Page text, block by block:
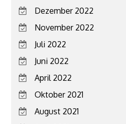
Dezember 2022
November 2022
Juli 2022
Juni 2022
April 2022
Oktober 2021
August 2021